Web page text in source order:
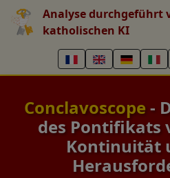
Analyse durchgeführt
katholischen KI
Conclavoscope -
des Pontifikats
Kontinuität